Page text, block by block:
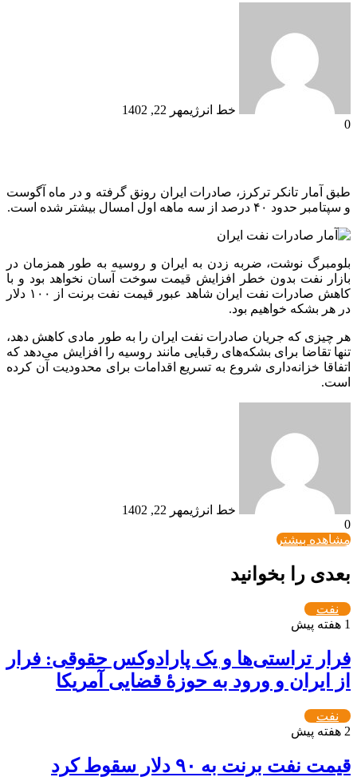
خط انرژیمهر 22, 1402
0
طبق آمار تانکر ترکرز، صادرات ایران رونق گرفته و در ماه آگوست
و سپتامبر حدود ۴۰ درصد از سه ماهه اول امسال بیشتر شده است.
بلومبرگ نوشت، ضربه زدن به ایران و روسیه به طور همزمان در
بازار نفت بدون خطر افزایش قیمت سوخت آسان نخواهد بود و با
کاهش صادرات نفت ایران شاهد عبور قیمت نفت برنت از ۱۰۰ دلار
در هر بشکه خواهیم بود.
هر چیزی که جریان صادرات نفت ایران را به طور مادی کاهش دهد،
تنها تقاضا برای بشکه‌های رقبایی مانند روسیه را افزایش می‌دهد که
اتفاقا خزانه‌داری شروع به تسریع اقدامات برای محدودیت آن کرده
است.
خط انرژیمهر 22, 1402
0
مشاهده بیشتر
بعدی را بخوانید
نفت
1 هفته پیش
فرار تراستی‌ها و یک پارادوکس حقوقی: فرار
از ایران و ورود به حوزۀ قضایی آمریکا
نفت
2 هفته پیش
قیمت نفت برنت به ۹۰ دلار سقوط کرد